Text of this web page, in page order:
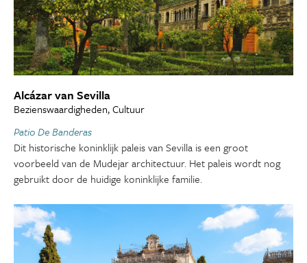
Alcázar van Sevilla
Bezienswaardigheden, Cultuur
Patio De Banderas
Dit historische koninklijk paleis van Sevilla is een groot
voorbeeld van de Mudejar architectuur. Het paleis wordt nog
gebruikt door de huidige koninklijke familie.